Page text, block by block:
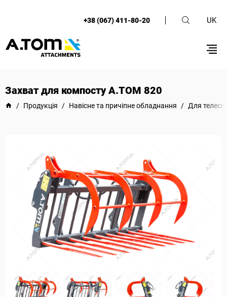
+38 (067) 411-80-20 UK
Захват для компосту А.ТОМ 820
/ Продукція / Навісне та причіпне обладнання / Для